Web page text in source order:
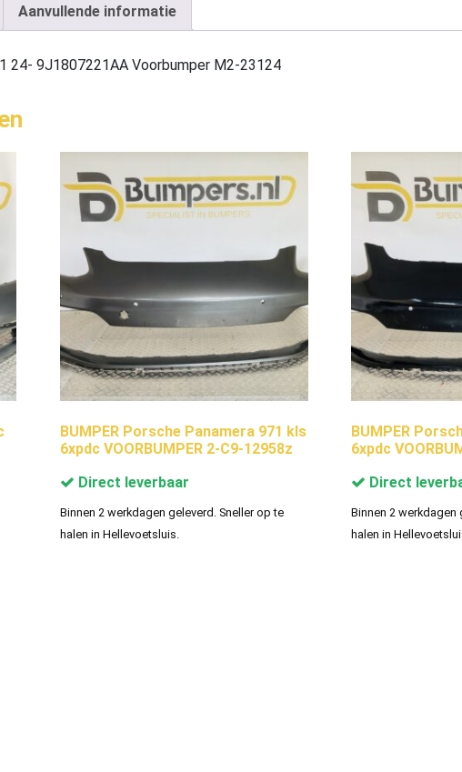
Aanvullende informatie
24- 9J1807221AA Voorbumper M2-23124
BUMPER Porsche Panamera 971 kls
6xpdc VOORBUMPER 2-C9-12958z
Direct leverbaar
Binnen 2 werkdagen geleverd. Sneller op te
halen in Hellevoetsluis.
BUMPER
6xpdc
Direct
Binnen 2 werkdagen
halen in